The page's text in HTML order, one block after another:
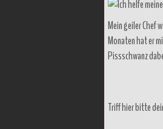
Mein geiler Chef
Monaten hat er
Pissschwanz
Triff hier bitte